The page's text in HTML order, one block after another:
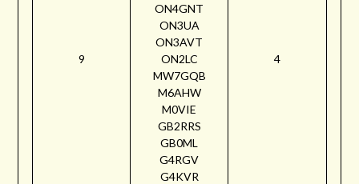
9
ON4GNT
ON3UA
ON3AVT
ON2LC
MW7GQB
M6AHW
M0VIE
GB2RRS
GB0ML
G4RGV
G4KVR
4